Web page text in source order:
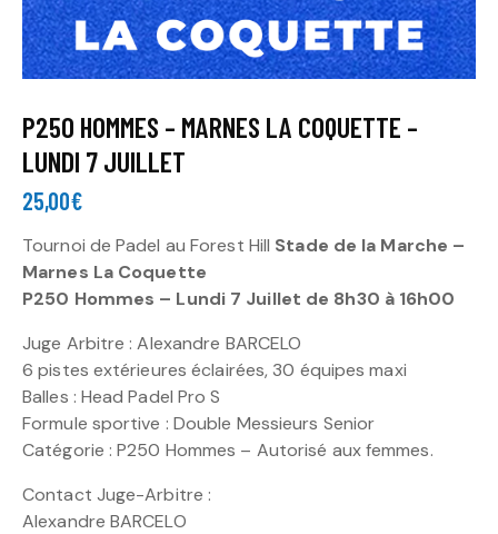
P250 HOMMES – MARNES LA COQUETTE –
LUNDI 7 JUILLET
25,00€
Tournoi de Padel au Forest Hill Stade de la Marche –
Marnes La Coquette
P250 Hommes – Lundi 7 Juillet de 8h30 à 16h00
Juge Arbitre : Alexandre BARCELO
6 pistes extérieures éclairées, 30 équipes maxi
Balles : Head Padel Pro S
Formule sportive : Double Messieurs Senior
Catégorie : P250 Hommes – Autorisé aux femmes.
Contact Juge-Arbitre :
Alexandre BARCELO